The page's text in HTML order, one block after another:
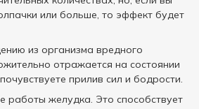
или больше, то эффект будет
из организма вредного
отражается на состоянии
прилив сил и бодрости.
работы желудка. Это способствует